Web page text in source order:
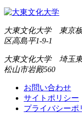
大東文化大学 東京
区高島平1-9-1
大東文化大学 埼玉
松山市岩殿560
お問い合わせ
サイトポリシー
プライバシーポ